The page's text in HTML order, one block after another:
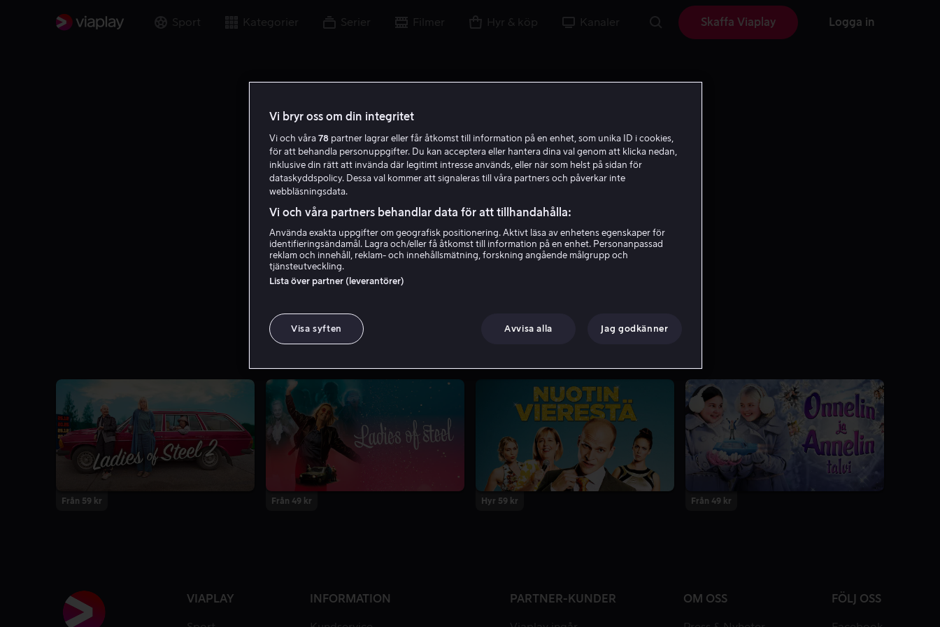
Sport Kategorier Serier Filmer Hyr & köp Kanaler Skaffa Viaplay Logga in
L U
Leena Uotila
Från 59 kr Från 49 kr Hyr 59 kr Från 49 kr
VIAPLAY INFORMATION PARTNER-KUNDER OM OSS FÖLJ OSS
Vi bryr oss om din integritet
Vi och våra 78 partner lagrar eller får åtkomst till information på en enhet, som unika ID i cookies,
för att behandla personuppgifter. Du kan acceptera eller hantera dina val genom att klicka nedan,
inklusive din rätt att invända där legitimt intresse används, eller när som helst på sidan för
dataskyddspolicy. Dessa val kommer att signaleras till våra partners och påverkar inte
webbläsningsdata.
Vi och våra partners behandlar data för att tillhandahålla:
Använda exakta uppgifter om geografisk positionering. Aktivt läsa av enhetens egenskaper för
identifieringsändamål. Lagra och/eller få åtkomst till information på en enhet. Personanpassad
reklam och innehåll, reklam- och innehållsmätning, forskning angående målgrupp och
tjänsteutveckling.
Lista över partner (leverantörer)
Visa syften Avvisa alla Jag godkänner